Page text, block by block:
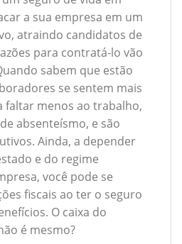
a sua empresa em um
atraindo candidatos de
para contratá-lo vão
sabem que estão
se sentem mais
faltar menos ao trabalho,
absenteísmo, e são
Ainda, a depender
e do regime
você pode se
fiscais ao ter o seguro
O caixa do
é mesmo?